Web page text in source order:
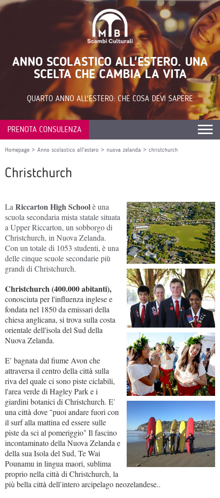
ANNO SCOLASTICO ALL'ESTERO. UNA
SCELTA CHE CAMBIA LA VITA
QUARTO ANNO ALL'ESTERO: CHE COSA DEVI SAPERE
PRENOTA CONSULENZA
Homepage > Anno scolastico all'estero > nuova zelanda > christchurch
Christchurch
La Riccarton High Schoolè una
scuola secondaria mista statale situata
a Upper Riccarton, un sobborgo di
Christchurch, in Nuova Zelanda.
Con un totale di 1053 studenti, è una
delle cinque scuole secondarie più
grandi di Christchurch.
Christchurch (400.000 abitanti),
conosciuta per l'influenza inglese e
fondata nel 1850 da emissari della
chiesa anglicana, si trova sulla costa
orientale dell'isola del Sud della
Nuova Zelanda.
E’ bagnata dal fiume Avon che
attraversa il centro della città sulla
riva del quale ci sono piste ciclabili,
l'area verde di Hagley Park e i
giardini botanici di Christchurch. E’
una città dove “puoi andare fuori con
il surf alla mattina ed essere sulle
piste da sci al pomeriggio” Il fascino
incontaminato della Nuova Zelanda e
della sua Isola del Sud, Te Wai
Pounamu in lingua maori, sublima
proprio nella città di Christchurch, la
più bella città dell’intero arcipelago neozelandese..